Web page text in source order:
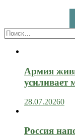
Найти:
Армия
усиливает
28.07.20260
Россия